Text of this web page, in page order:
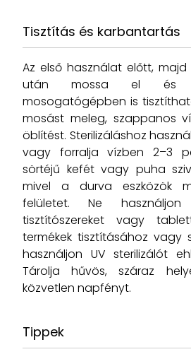
Tisztítás és karbantartás
Az első használat előtt,
után mossa el és
mosogatógépben is
mosást meleg, szappanos
öblítést. Sterilizáláshoz
vagy forralja vízben 2–3
sörtéjű kefét vagy puha
mivel a durva eszközök
felületet. Ne
tisztítószereket vagy
termékek tisztításához vagy
használjon UV sterilizálót
Tárolja hűvös, száraz
közvetlen napfényt.
Tippek